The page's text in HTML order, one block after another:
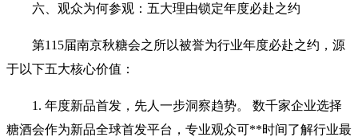
六、观众为何参观：五大理由锁定年度必赴之约
第115届南京秋糖会之所以被誉为行业年度必赴之约，源
于以下五大核心价值：
1. 年度新品首发，先人一步洞察趋势。 数千家企业选择
糖酒会作为新品全球首发平台，专业观众可**时间了解行业最